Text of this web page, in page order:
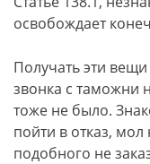
освобождает
Получать эти
звонка с таможни
тоже не было.
пойти в отказ,
подобного не